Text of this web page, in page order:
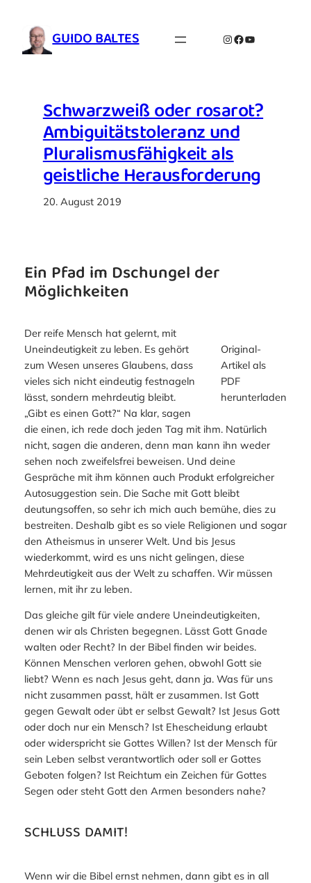
Inhalt
springen GUIDO BALTES Instagram
Facebook
YouTube
Schwarzweiß oder rosarot?
Ambiguitätstoleranz und
Pluralismusfähigkeit als
geistliche Herausforderung
20. August 2019
Ein Pfad im Dschungel der
Möglichkeiten
Original-
Artikel als
PDF
herunterladen
Der reife Mensch hat gelernt, mit
Uneindeutigkeit zu leben. Es gehört
zum Wesen unseres Glaubens, dass
vieles sich nicht eindeutig festnageln
lässt, sondern mehrdeutig bleibt.
„Gibt es einen Gott?“ Na klar, sagen
die einen, ich rede doch jeden Tag mit ihm. Natürlich
nicht, sagen die anderen, denn man kann ihn weder
sehen noch zweifelsfrei beweisen. Und deine
Gespräche mit ihm können auch Produkt erfolgreicher
Autosuggestion sein. Die Sache mit Gott bleibt
deutungsoffen, so sehr ich mich auch bemühe, dies zu
bestreiten. Deshalb gibt es so viele Religionen und sogar
den Atheismus in unserer Welt. Und bis Jesus
wiederkommt, wird es uns nicht gelingen, diese
Mehrdeutigkeit aus der Welt zu schaffen. Wir müssen
lernen, mit ihr zu leben.
Das gleiche gilt für viele andere Uneindeutigkeiten,
denen wir als Christen begegnen. Lässt Gott Gnade
walten oder Recht? In der Bibel finden wir beides.
Können Menschen verloren gehen, obwohl Gott sie
liebt? Wenn es nach Jesus geht, dann ja. Was für uns
nicht zusammen passt, hält er zusammen. Ist Gott
gegen Gewalt oder übt er selbst Gewalt? Ist Jesus Gott
oder doch nur ein Mensch? Ist Ehescheidung erlaubt
oder widerspricht sie Gottes Willen? Ist der Mensch für
sein Leben selbst verantwortlich oder soll er Gottes
Geboten folgen? Ist Reichtum ein Zeichen für Gottes
Segen oder steht Gott den Armen besonders nahe?
SCHLUSS DAMIT!
Wenn wir die Bibel ernst nehmen, dann gibt es in all